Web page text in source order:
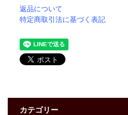
返品について
特定商取引法に基づく表記
カテゴリー